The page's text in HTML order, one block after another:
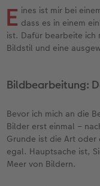
Last
Art
Mit
für
für
E ines ist mir bei
dass es in einem
ist. Dafür bearbeite ich
Bildstil und eine
Bildbearbeitung:
Bevor ich mich an die
Bilder erst einmal –
Grunde ist die Art oder
egal. Hauptsache ist,
Meer von Bildern.